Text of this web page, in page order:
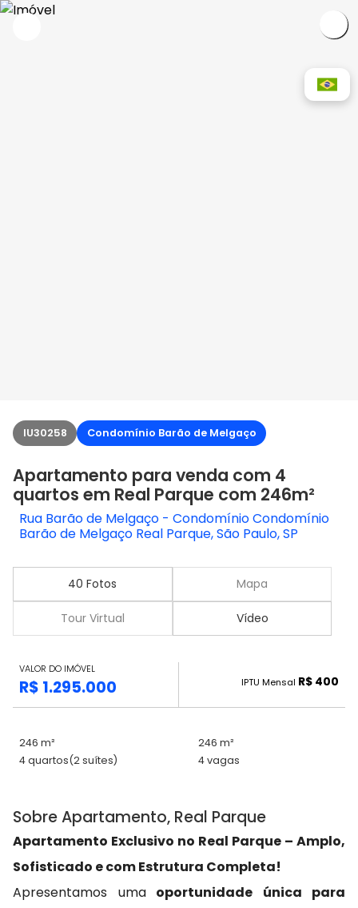
IU30258 Condomínio Barão de Melgaço
Apartamento para venda com 4
quartos em Real Parque com 246m²
Rua Barão de Melgaço - Condomínio Condomínio
Barão de Melgaço Real Parque, São Paulo, SP
40 Fotos Mapa
Tour Virtual Vídeo
VALOR DO IMÓVEL
R$ 1.295.000 IPTU Mensal R$ 400
246 m²
246 m²
4 quartos(2 suítes) 4 vagas
Sobre Apartamento, Real Parque
Apartamento Exclusivo no Real Parque – Amplo,
Sofisticado e com Estrutura Completa!
Apresentamos umaoportunidade única para